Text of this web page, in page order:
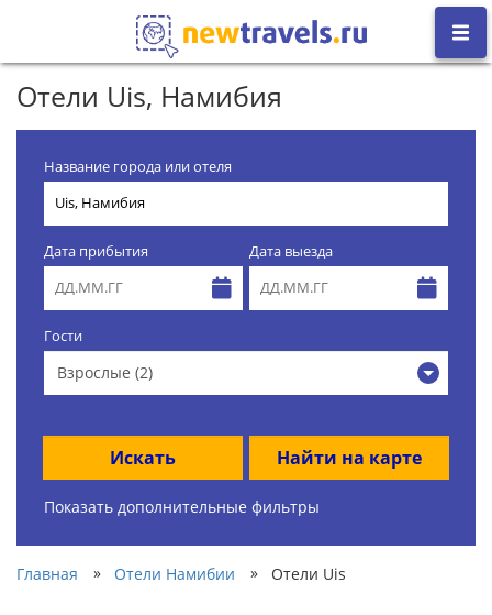
Отели Uis, Намибия
Название города или отеля
Дата прибытия Дата выезда
Гости
Взрослые (2)
Искать Найти на карте
Показать дополнительные фильтры
Главная » Отели Намибии » Отели Uis